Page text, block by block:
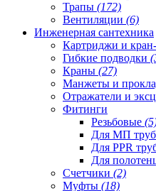
Трапы (172)
Вентиляции (6)
Инженерная сантехника
Картриджи и
Гибкие подводки
Краны (27)
Манжеты и
Отражатели и
Фитинги
Резьбовые
Для МП труб
Для PPR
Для
Счетчики (2)
Муфты (18)